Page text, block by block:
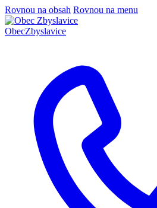
Rovnou na obsah Rovnou na menu
ObecZbyslavice